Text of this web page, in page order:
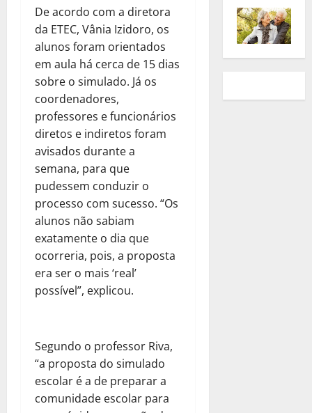
De acordo com a diretora
da ETEC, Vânia Izidoro, os
alunos foram orientados
em aula há cerca de 15 dias
sobre o simulado. Já os
coordenadores,
professores e funcionários
diretos e indiretos foram
avisados durante a
semana, para que
pudessem conduzir o
processo com sucesso. “Os
alunos não sabiam
exatamente o dia que
ocorreria, pois, a proposta
era ser o mais ‘real’
possível”, explicou.
Segundo o professor Riva,
“a proposta do simulado
escolar é a de preparar a
comunidade escolar para